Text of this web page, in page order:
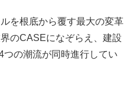
を根底から覆す最大の変革
のCASEになぞらえ、建設
つの潮流が同時進行してい